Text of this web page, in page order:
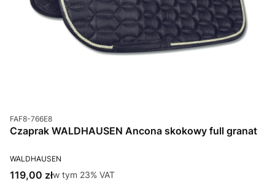
Kod produktu
FAF8-766E8
Czaprak WALDHAUSEN Ancona skokowy full granat
PRODUCENT
WALDHAUSEN
Cena brutto
119,00 złw tym %s VAT
w tym 23% VAT